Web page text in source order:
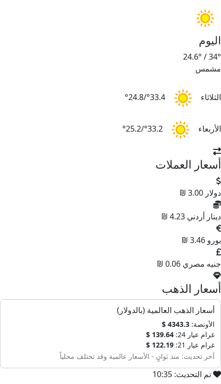
اليوم
34°
/
24.6°
مشمس
الثلاثاء 33.4°/24.8°
الأربعاء 33.2°/25.2°
أسعار العملات
دولار 3.00 ₪
دينار أردني 4.23 ₪
يورو 3.46 ₪
جنيه مصري 0.06 ₪
أسعار الذهب
أسعار الذهب العالمية (بالدولار)
الأونصة: 4343.3 $
غرام عيار 24:
139.64 $
غرام عيار 21:
122.19 $
آخر تحديث: منذ ثوانٍ - الأسعار عالمية وقد تختلف محلياً
تم التحديث: 10:35